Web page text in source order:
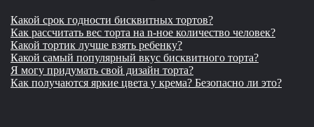
Какой срок годности бисквитных тортов?
Как рассчитать вес торта на n-ное количество человек?
Какой тортик лучше взять ребенку?
Какой самый популярный вкус бисквитного торта?
Я могу придумать свой дизайн торта?
Как получаются яркие цвета у крема? Безопасно ли это?